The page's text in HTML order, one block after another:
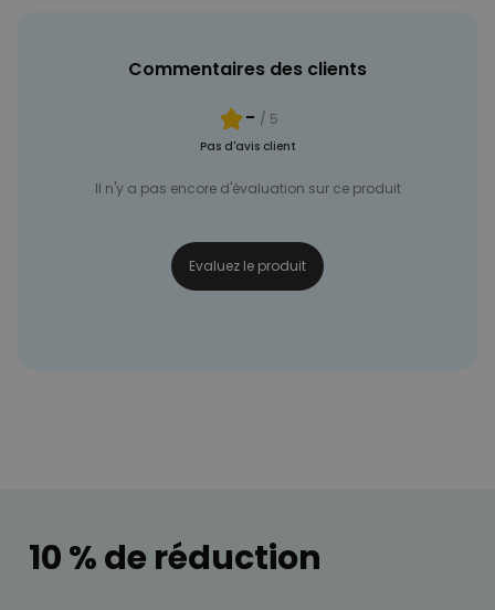
Commentaires des clients
- / 5
Pas d'avis client
Il n'y a pas encore d'évaluation sur ce produit
Evaluez le produit
10 % de réduction